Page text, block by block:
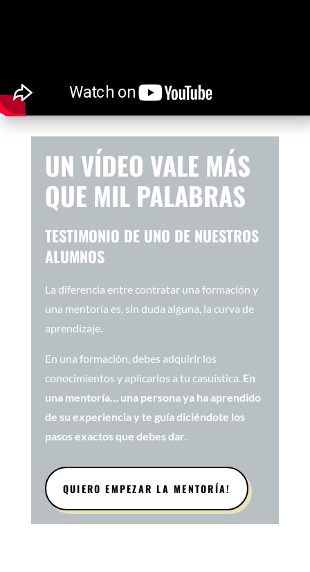
UN VÍDEO VALE MÁS
QUE MIL PALABRAS
TESTIMONIO DE UNO DE NUESTROS
ALUMNOS
La diferencia entre contratar una formación y
una mentoría es, sin duda alguna, la curva de
aprendizaje.
En una formación, debes adquirir los
conocimientos y aplicarlos a tu casuística. En
una mentoría… una persona ya ha aprendido
de su experiencia y te guía diciéndote los
pasos exactos que debes dar
QUIERO EMPEZAR LA MENTORÍA!